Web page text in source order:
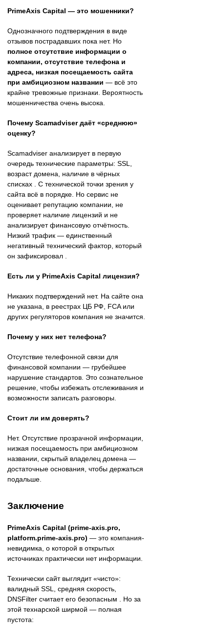
PrimeAxis Capital — это мошенники?
Однозначного подтверждения в виде
отзывов пострадавших пока нет. Но
полное отсутствие информации о
компании, отсутствие телефона и
адреса, низкая посещаемость сайта
при амбициозном названии — всё это
крайне тревожные признаки. Вероятность
мошенничества очень высока.
Почему Scamadviser даёт «среднюю»
оценку?
Scamadviser анализирует в первую
очередь технические параметры: SSL,
возраст домена, наличие в чёрных
списках . С технической точки зрения у
сайта всё в порядке. Но сервис не
оценивает репутацию компании, не
проверяет наличие лицензий и не
анализирует финансовую отчётность.
Низкий трафик — единственный
негативный технический фактор, который
он зафиксировал .
Есть ли у PrimeAxis Capital лицензия?
Никаких подтверждений нет. На сайте она
не указана, в реестрах ЦБ РФ, FCA или
других регуляторов компания не значится.
Почему у них нет телефона?
Отсутствие телефонной связи для
финансовой компании — грубейшее
нарушение стандартов. Это сознательное
решение, чтобы избежать отслеживания и
возможности записать разговоры.
Стоит ли им доверять?
Нет. Отсутствие прозрачной информации,
низкая посещаемость при амбициозном
названии, скрытый владелец домена —
достаточные основания, чтобы держаться
подальше.
Заключение
PrimeAxis Capital (prime-axis.pro,
platform.prime-axis.pro) — это компания-
невидимка, о которой в открытых
источниках практически нет информации.
Технически сайт выглядит «чисто»:
валидный SSL, средняя скорость,
DNSFilter считает его безопасным . Но за
этой технарской ширмой — полная
пустота: